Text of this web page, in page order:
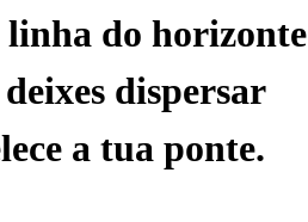
linha do horizonte
dispersar
a tua ponte.